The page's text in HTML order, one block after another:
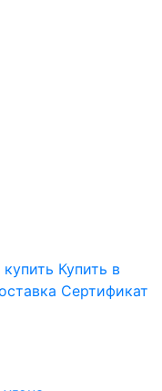
купить Купить в
Сертификат